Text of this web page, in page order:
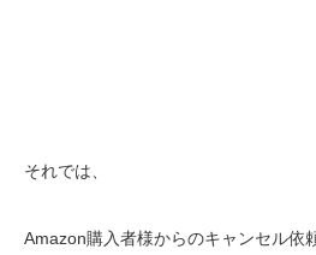
それでは、
Amazon購入者様からのキャンセル依